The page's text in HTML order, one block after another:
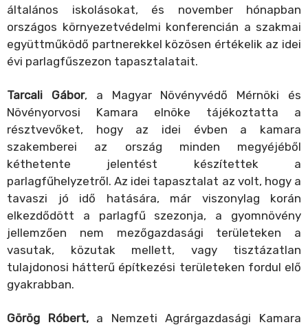
általános iskolásokat, és november hónapban
országos környezetvédelmi konferencián a szakmai
együttműködő partnerekkel közösen értékelik az idei
évi parlagfűszezon tapasztalatait.
Tarcali Gábor, a Magyar Növényvédő Mérnöki és
Növényorvosi Kamara elnöke tájékoztatta a
résztvevőket, hogy az idei évben a kamara
szakemberei az ország minden megyéjéből
kéthetente jelentést készítettek a
parlagfűhelyzetről. Az idei tapasztalat az volt, hogy a
tavaszi jó idő hatására, már viszonylag korán
elkezdődött a parlagfű szezonja, a gyomnövény
jellemzően nem mezőgazdasági területeken a
vasutak, közutak mellett, vagy tisztázatlan
tulajdonosi hátterű építkezési területeken fordul elő
gyakrabban.
Görög Róbert,a Nemzeti Agrárgazdasági Kamara